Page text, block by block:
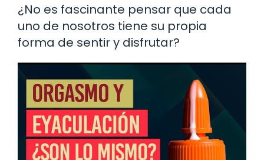
¿No es fascinante pensar que cada
uno de nosotros tiene su propia
forma de sentir y disfrutar?